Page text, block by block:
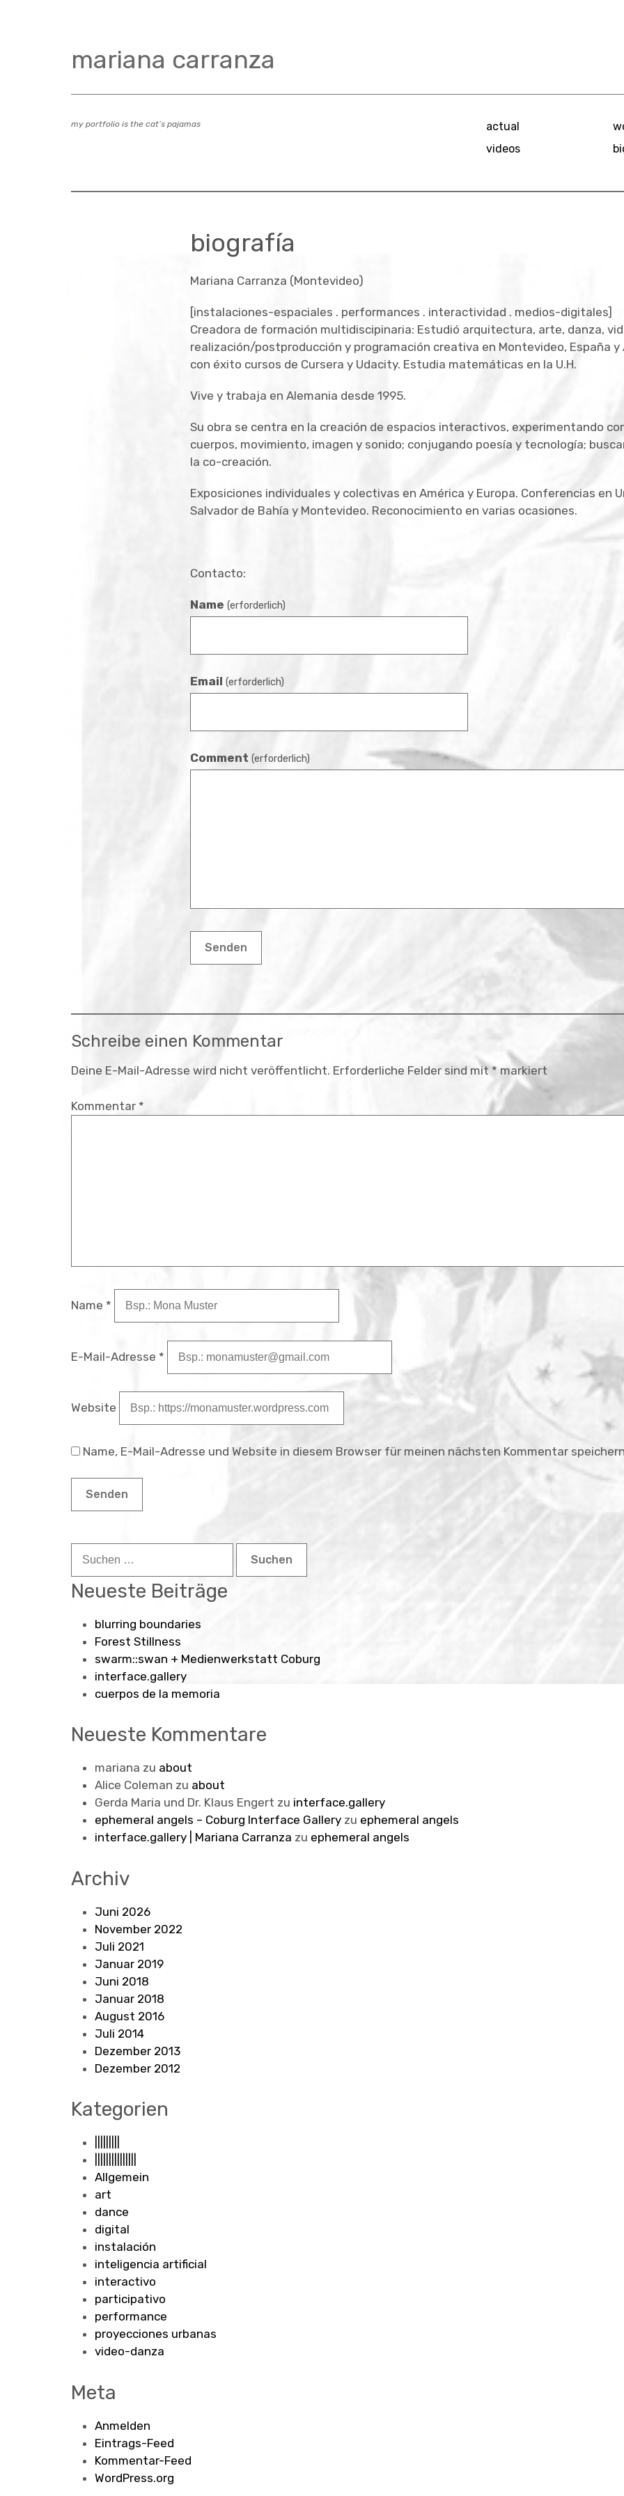
mariana carranza
my portfolio is the cat’s pajamas
actual
videos
biografía
Mariana Carranza (Montevideo)
[instalaciones-espaciales . performances . interactividad . medios-digitales]
Creadora de formación multidiscipinaria: Estudió arquitectura, arte, danza,
realización/postproducción y programación creativa en Montevideo, España y
con éxito cursos de Cursera y Udacity. Estudia matemáticas en la U.H.
Vive y trabaja en Alemania desde 1995.
Su obra se centra en la creación de espacios interactivos, experimentando
cuerpos, movimiento, imagen y sonido; conjugando poesía y tecnología;
la co-creación.
Exposiciones individuales y colectivas en América y Europa. Conferencias en
Salvador de Bahía y Montevideo. Reconocimiento en varias ocasiones.
Contacto:
Name (erforderlich)
Email (erforderlich)
Comment (erforderlich)
Senden
Schreibe einen Kommentar
Deine E-Mail-Adresse wird nicht veröffentlicht. Erforderliche Felder sind mit *markiert
Kommentar *
Name *
E-Mail-Adresse *
Website
Name, E-Mail-Adresse und Website in diesem Browser für meinen nächsten Kommentar
nach:
Neueste Beiträge
blurring boundaries
Forest Stillness
swarm::swan + Medienwerkstatt Coburg
interface.gallery
cuerpos de la memoria
Neueste Kommentare
mariana zu about
Alice Coleman zu about
Gerda Maria und Dr. Klaus Engert zu interface.gallery
ephemeral angels – Coburg Interface Gallery zu ephemeral angels
interface.gallery | Mariana Carranza zu ephemeral angels
Archiv
Juni 2026
November 2022
Juli 2021
Januar 2019
Juni 2018
Januar 2018
August 2016
Juli 2014
Dezember 2013
Dezember 2012
Kategorien
Allgemein
art
dance
digital
instalación
inteligencia artificial
interactivo
participativo
performance
proyecciones urbanas
video-danza
Meta
Anmelden
Eintrags-Feed
Kommentar-Feed
WordPress.org